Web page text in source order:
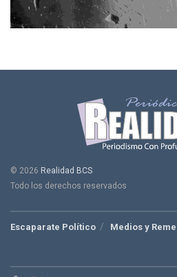
© 2026 Realidad BCS
Todo los derechos reservados
Escaparate Político Medios y